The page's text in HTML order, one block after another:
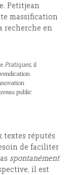
Petitjean
massification
recherche en
Pratiques, il
public
textes réputés
de faciliter
spontanément
il est